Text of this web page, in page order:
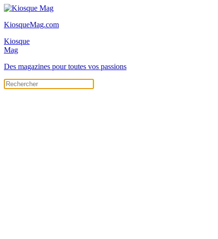
KiosqueMag.com
Kiosque
Mag
Des magazines pour toutes vos passions